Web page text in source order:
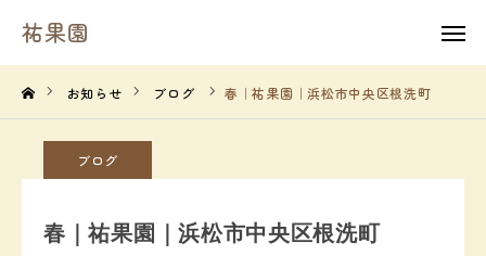
祐果園
お知らせ ブログ 春｜祐果園｜浜松市中央区根洗町
ブログ
春｜祐果園｜浜松市中央区根洗町
祐果園
instagram
HOME